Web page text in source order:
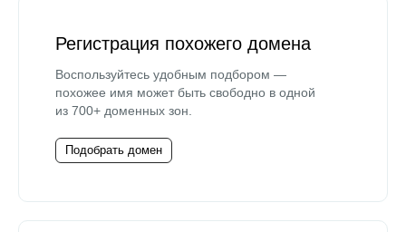
Регистрация похожего домена
Воспользуйтесь удобным подбором —
похожее имя может быть свободно в одной
из 700+ доменных зон.
Подобрать домен